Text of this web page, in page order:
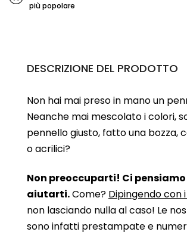
più popolare
DESCRIZIONE DEL PRODOTTO
Non hai mai preso in mano un
Neanche mai mescolato i colori,
pennello giusto, fatto una bozza,
o acrilici?
Non preoccuparti! Ci
aiutarti.Come? Dipingendo con
non lasciando nulla al caso! Le
sono infatti prestampate e